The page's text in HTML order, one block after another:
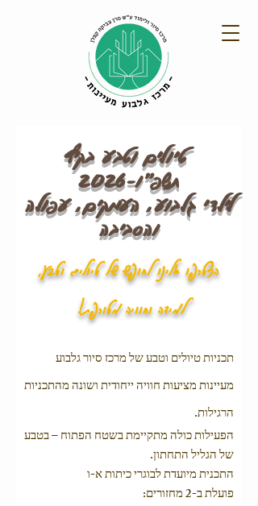
טיולים וטבע בקיץ
תשפ"ו-2026
לילדי גלבוע, העמקים, עפולה
והסביבה
הצטרפו אלינו לחופש של טיולים וטבע,
למידה וחוויה מטורפת!
תכניות טיולים וטבע של מרכז סיור גלבוע
מעיינות מציעות חוויה ייחודית ושונה מהתכניות
הרגילות.
הפעילות כולה מתקיימת בשטח הפתוח – בטבע
של הגליל התחתון.
התכנית מיועדת לבוגרי כיתות א-ו
פועלת ב-2 מחזורים: